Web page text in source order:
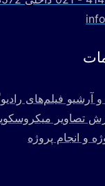
اتوماتیک
تصویر
اندازه گیری
انواع پارامتر
های هندسی
آرشیو فیلم‌های
تصاویر
و انجام پروژه